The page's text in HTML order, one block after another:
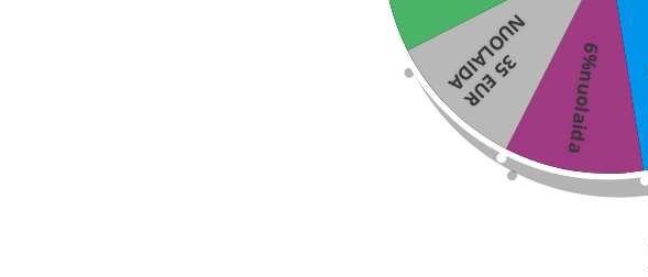
6%nuolaida
3
5
E
U
R
N
U
O
L
A
I
D
A